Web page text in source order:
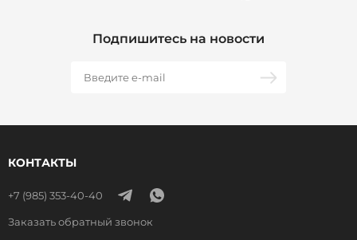
Подпишитесь на новости
КОНТАКТЫ
+7 (985) 353-40-40
Заказать обратный звонок